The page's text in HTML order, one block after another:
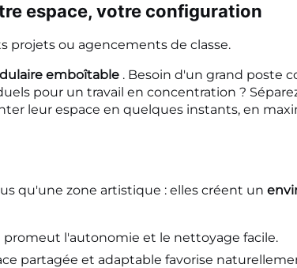
espace, votre configuration
projets ou agencements de classe.
emboîtable . Besoin d'un grand poste
pour un travail en concentration ?
leur espace en quelques instants, en
qu'une zone artistique : elles créent un
promeut l'autonomie et le nettoyage facile.
partagée et adaptable favorise